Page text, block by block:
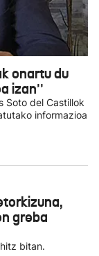
onartu du
izan''
Soto del Castillok
informazioa
greba
bitan.